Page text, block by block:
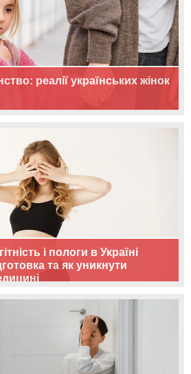
реалії українських жінок
і пологи в Україні
та як уникнути